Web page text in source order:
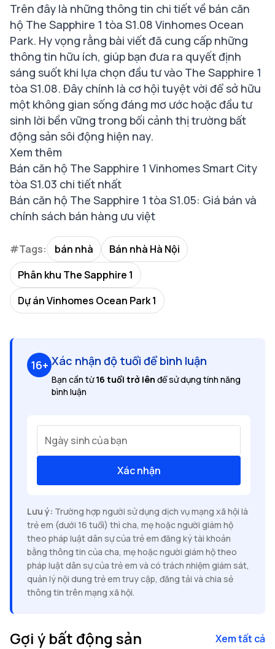
Trên đây là những thông tin chi tiết về bán căn
hộ The Sapphire 1 tòa S1.08 Vinhomes Ocean
Park. Hy vọng rằng bài viết đã cung cấp những
thông tin hữu ích, giúp bạn đưa ra quyết định
sáng suốt khi lựa chọn đầu tư vào The Sapphire 1
tòa S1.08. Đây chính là cơ hội tuyệt vời để sở hữu
một không gian sống đáng mơ ước hoặc đầu tư
sinh lời bền vững trong bối cảnh thị trường bất
động sản sôi động hiện nay.
Xem thêm
Bán căn hộ The Sapphire 1 Vinhomes Smart City
tòa S1.03 chi tiết nhất
Bán căn hộ The Sapphire 1 tòa S1.05: Giá bán và
chính sách bán hàng ưu việt
#Tags: bán nhà
Bán nhà Hà Nội
Phân khu The Sapphire 1
Dự án Vinhomes Ocean Park 1
16+ Xác nhận độ tuổi để bình luận
Bạn cần từ16 tuổi trở lên để sử dụng tính năng
bình luận
Ngày sinh của bạn
Xác nhận
Lưu ý: Trường hợp người sử dụng dịch vụ mạng xã hội là
trẻ em (dưới 16 tuổi) thì cha, mẹ hoặc người giám hộ
theo pháp luật dân sự của trẻ em đăng ký tài khoản
bằng thông tin của cha, mẹ hoặc người giám hộ theo
pháp luật dân sự của trẻ em và có trách nhiệm giám sát,
quản lý nội dung trẻ em truy cập, đăng tải và chia sẻ
thông tin trên mạng xã hội.
Gợi ý bất động sản Xem tất cả